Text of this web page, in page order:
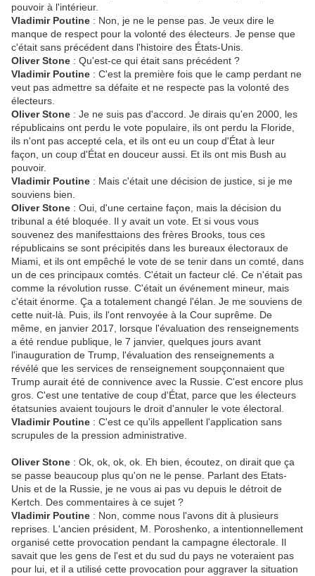
pouvoir à l'intérieur.
Vladimir Poutine : Non, je ne le pense pas. Je veux dire le
manque de respect pour la volonté des électeurs. Je pense que
c'était sans précédent dans l'histoire des États-Unis.
Oliver Stone : Qu'est-ce qui était sans précédent ?
Vladimir Poutine : C'est la première fois que le camp perdant ne
veut pas admettre sa défaite et ne respecte pas la volonté des
électeurs.
Oliver Stone : Je ne suis pas d'accord. Je dirais qu'en 2000, les
républicains ont perdu le vote populaire, ils ont perdu la Floride,
ils n'ont pas accepté cela, et ils ont eu un coup d'État à leur
façon, un coup d'État en douceur aussi. Et ils ont mis Bush au
pouvoir.
Vladimir Poutine : Mais c'était une décision de justice, si je me
souviens bien.
Oliver Stone : Oui, d'une certaine façon, mais la décision du
tribunal a été bloquée. Il y avait un vote. Et si vous vous
souvenez des manifesttaions des frères Brooks, tous ces
républicains se sont précipités dans les bureaux électoraux de
Miami, et ils ont empêché le vote de se tenir dans un comté, dans
un de ces principaux comtés. C'était un facteur clé. Ce n'était pas
comme la révolution russe. C'était un événement mineur, mais
c'était énorme. Ça a totalement changé l'élan. Je me souviens de
cette nuit-là. Puis, ils l'ont renvoyée à la Cour suprême. De
même, en janvier 2017, lorsque l'évaluation des renseignements
a été rendue publique, le 7 janvier, quelques jours avant
l'inauguration de Trump, l'évaluation des renseignements a
révélé que les services de renseignement soupçonnaient que
Trump aurait été de connivence avec la Russie. C'est encore plus
gros. C'est une tentative de coup d'État, parce que les électeurs
étatsunies avaient toujours le droit d'annuler le vote électoral.
Vladimir Poutine : C'est ce qu'ils appellent l'application sans
scrupules de la pression administrative.
Oliver Stone : Ok, ok, ok, ok. Eh bien, écoutez, on dirait que ça
se passe beaucoup plus qu'on ne le pense. Parlant des Etats-
Unis et de la Russie, je ne vous ai pas vu depuis le détroit de
Kertch. Des commentaires à ce sujet ?
Vladimir Poutine : Non, comme nous l'avons dit à plusieurs
reprises. L'ancien président, M. Poroshenko, a intentionnellement
organisé cette provocation pendant la campagne électorale. Il
savait que les gens de l'est et du sud du pays ne voteraient pas
pour lui, et il a utilisé cette provocation pour aggraver la situation